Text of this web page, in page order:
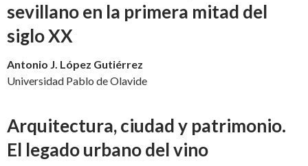
sevillano en la primera mitad del
siglo XX
Antonio J. López Gutiérrez
Universidad Pablo de Olavide
Arquitectura, ciudad y patrimonio.
El legado urbano del vino